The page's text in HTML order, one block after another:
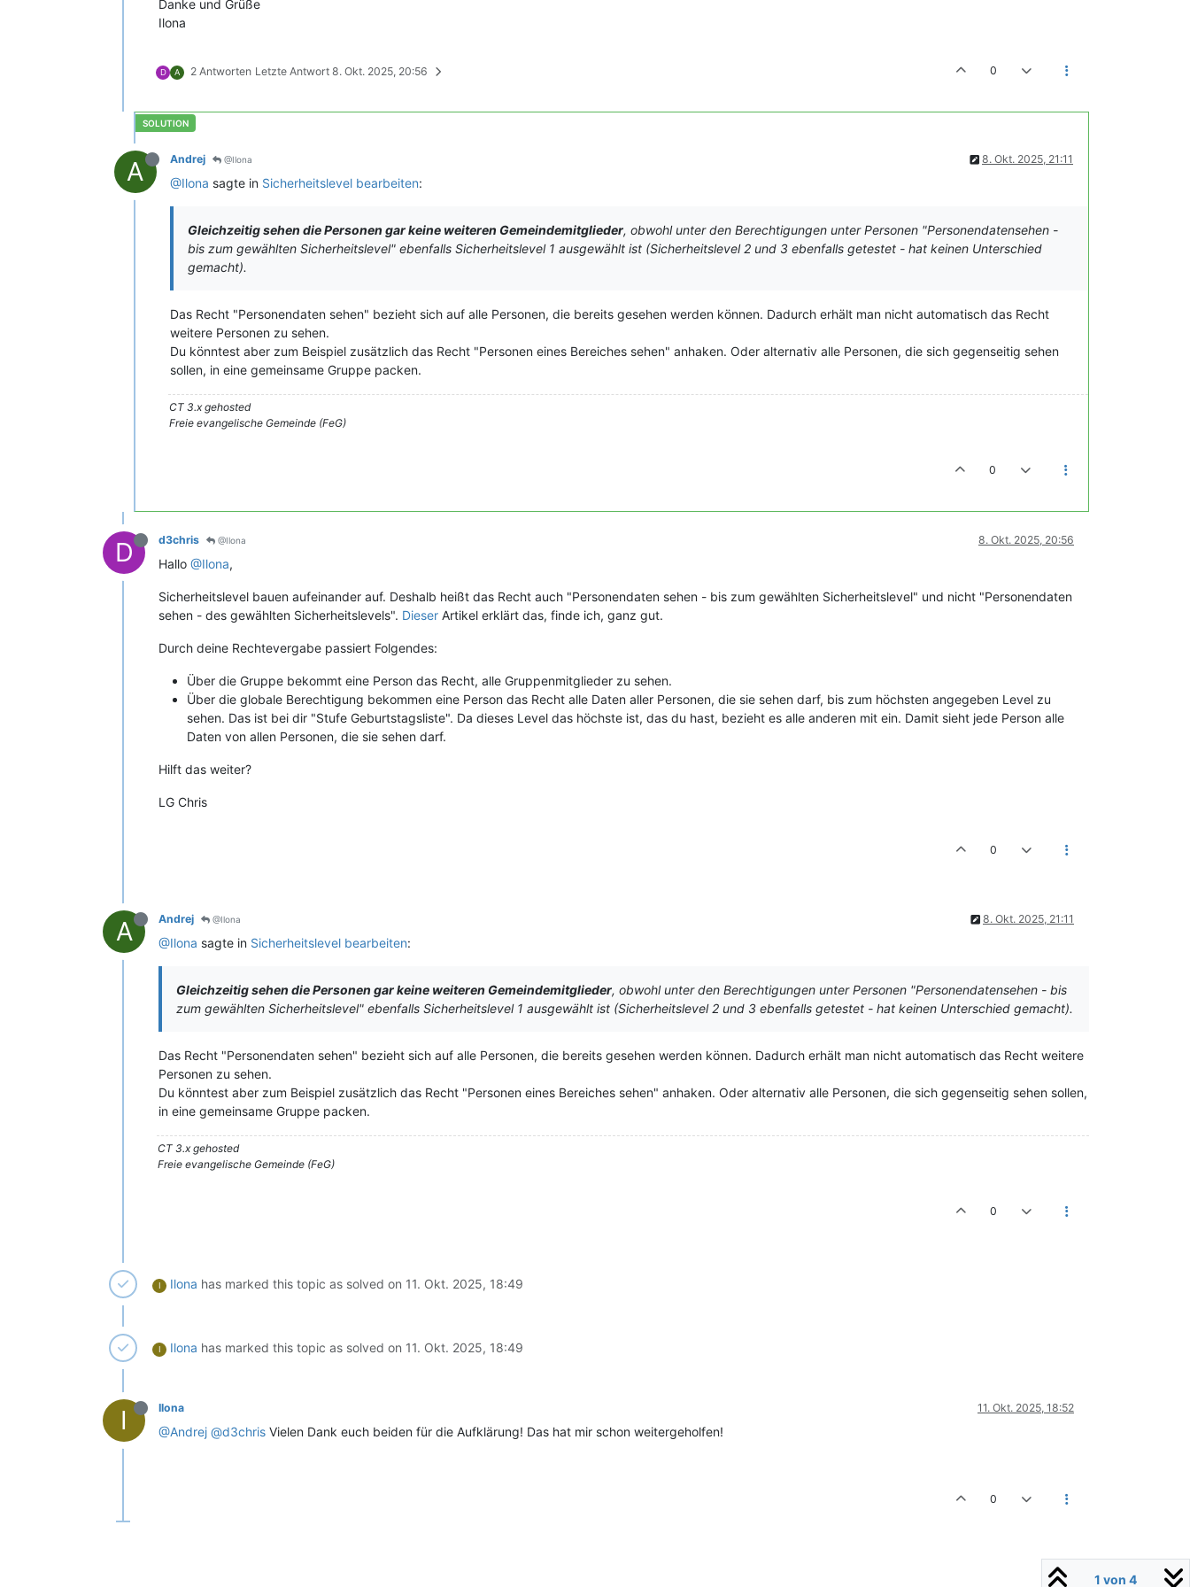
Danke und Grüße
Ilona
D A 2 Antworten Letzte Antwort 8. Okt. 2025, 20:56 0
A Andrej @Ilona 8. Okt. 2025, 21:11
@Ilona sagte in Sicherheitslevel bearbeiten:
Gleichzeitig sehen die Personen gar keine weiteren Gemeindemitglieder, obwohl unter den Berechtigungen unter Personen "Personendatensehen -
bis zum gewählten Sicherheitslevel" ebenfalls Sicherheitslevel 1 ausgewählt ist (Sicherheitslevel 2 und 3 ebenfalls getestet - hat keinen Unterschied
gemacht).
Das Recht "Personendaten sehen" bezieht sich auf alle Personen, die bereits gesehen werden können. Dadurch erhält man nicht automatisch das Recht
weitere Personen zu sehen.
Du könntest aber zum Beispiel zusätzlich das Recht "Personen eines Bereiches sehen" anhaken. Oder alternativ alle Personen, die sich gegenseitig sehen
sollen, in eine gemeinsame Gruppe packen.
CT 3.x gehosted
Freie evangelische Gemeinde (FeG)
0
D d3chris @Ilona 8. Okt. 2025, 20:56
Hallo @Ilona,
Sicherheitslevel bauen aufeinander auf. Deshalb heißt das Recht auch "Personendaten sehen - bis zum gewählten Sicherheitslevel" und nicht "Personendaten
sehen - des gewählten Sicherheitslevels". Dieser Artikel erklärt das, finde ich, ganz gut.
Durch deine Rechtevergabe passiert Folgendes:
Über die Gruppe bekommt eine Person das Recht, alle Gruppenmitglieder zu sehen.
Über die globale Berechtigung bekommen eine Person das Recht alle Daten aller Personen, die sie sehen darf, bis zum höchsten angegeben Level zu
sehen. Das ist bei dir "Stufe Geburtstagsliste". Da dieses Level das höchste ist, das du hast, bezieht es alle anderen mit ein. Damit sieht jede Person alle
Daten von allen Personen, die sie sehen darf.
Hilft das weiter?
LG Chris
0
A Andrej @Ilona 8. Okt. 2025, 21:11
@Ilona sagte in Sicherheitslevel bearbeiten:
Gleichzeitig sehen die Personen gar keine weiteren Gemeindemitglieder, obwohl unter den Berechtigungen unter Personen "Personendatensehen - bis
zum gewählten Sicherheitslevel" ebenfalls Sicherheitslevel 1 ausgewählt ist (Sicherheitslevel 2 und 3 ebenfalls getestet - hat keinen Unterschied gemacht).
Das Recht "Personendaten sehen" bezieht sich auf alle Personen, die bereits gesehen werden können. Dadurch erhält man nicht automatisch das Recht weitere
Personen zu sehen.
Du könntest aber zum Beispiel zusätzlich das Recht "Personen eines Bereiches sehen" anhaken. Oder alternativ alle Personen, die sich gegenseitig sehen sollen,
in eine gemeinsame Gruppe packen.
CT 3.x gehosted
Freie evangelische Gemeinde (FeG)
0
Ilona has marked this topic as solved on 11. Okt. 2025, 18:49
Ilona has marked this topic as solved on 11. Okt. 2025, 18:49
I Ilona 11. Okt. 2025, 18:52
@Andrej @d3chris Vielen Dank euch beiden für die Aufklärung! Das hat mir schon weitergeholfen!
0
1 von 4